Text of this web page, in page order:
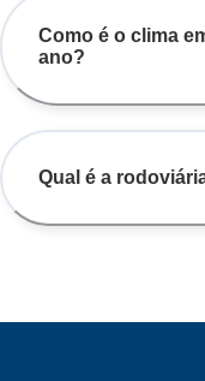
Como é o clima
ano?
Qual é a